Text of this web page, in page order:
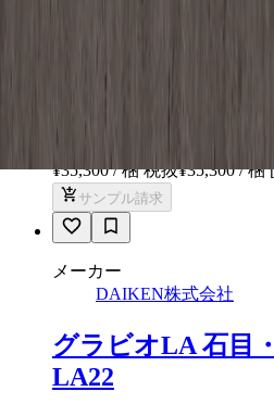
グラビオLA 石目
LA22
¥35,300 / 梱 税抜¥35,300/ 梱
サンプル請求
メーカー
DAIKEN株式会社
グラビオLA 石目
LA22